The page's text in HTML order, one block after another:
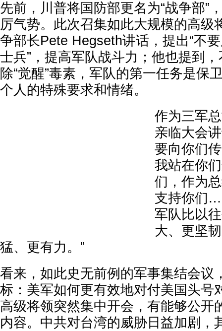
先前，川普将国防部更名为“战争部”
厉气势。此次召集如此大规模的高级
争部长Pete Hegseth讲话，提出“不
士兵”，提高军队战斗力；他也提到
除“觉醒”毒素，军队的第一任务是保
个人的特殊要求和情绪。
作为三军
亲临大会
要向你们
我站在你
们，作为
支持你们
军队比以
大、更坚
猛、更有力。”
看来，如此史无前例的军事集结会议
标：美军如何更有效地对付美国头
高级将领突然集中开会，有能够公开
内容。中共对台湾的威胁日益加剧，